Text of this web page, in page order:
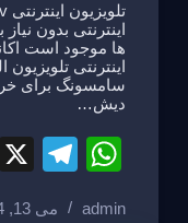
اینترنتی بدون
ها موجود است
اینترنتی
سامسونگ برای
دیش…
W
T
admin می 13, 2024